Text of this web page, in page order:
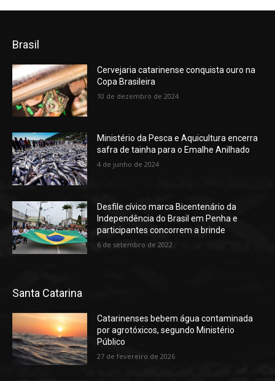
Brasil
Cervejaria catarinense conquista ouro na
Copa Brasileira
10 de dezembro de 2024
Ministério da Pesca e Aquicultura encerra
safra de tainha para o Emalhe Anilhado
4 de junho de 2024
Desfile cívico marca Bicentenário da
Independência do Brasil em Penha e
participantes concorrem a brinde
6 de setembro de 2022
Santa Catarina
Catarinenses bebem água contaminada
por agrotóxicos, segundo Ministério
Público
27 de fevereiro de 2026